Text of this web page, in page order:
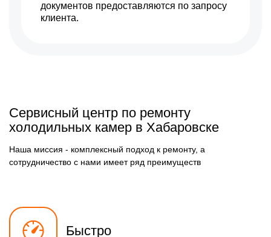
документов предоставляются по запросу
клиента.
Сервисный центр по ремонту
холодильных камер в Хабаровске
Наша миссия - комплексный подход к ремонту, а
сотрудничество с нами имеет ряд преимуществ
Быстро